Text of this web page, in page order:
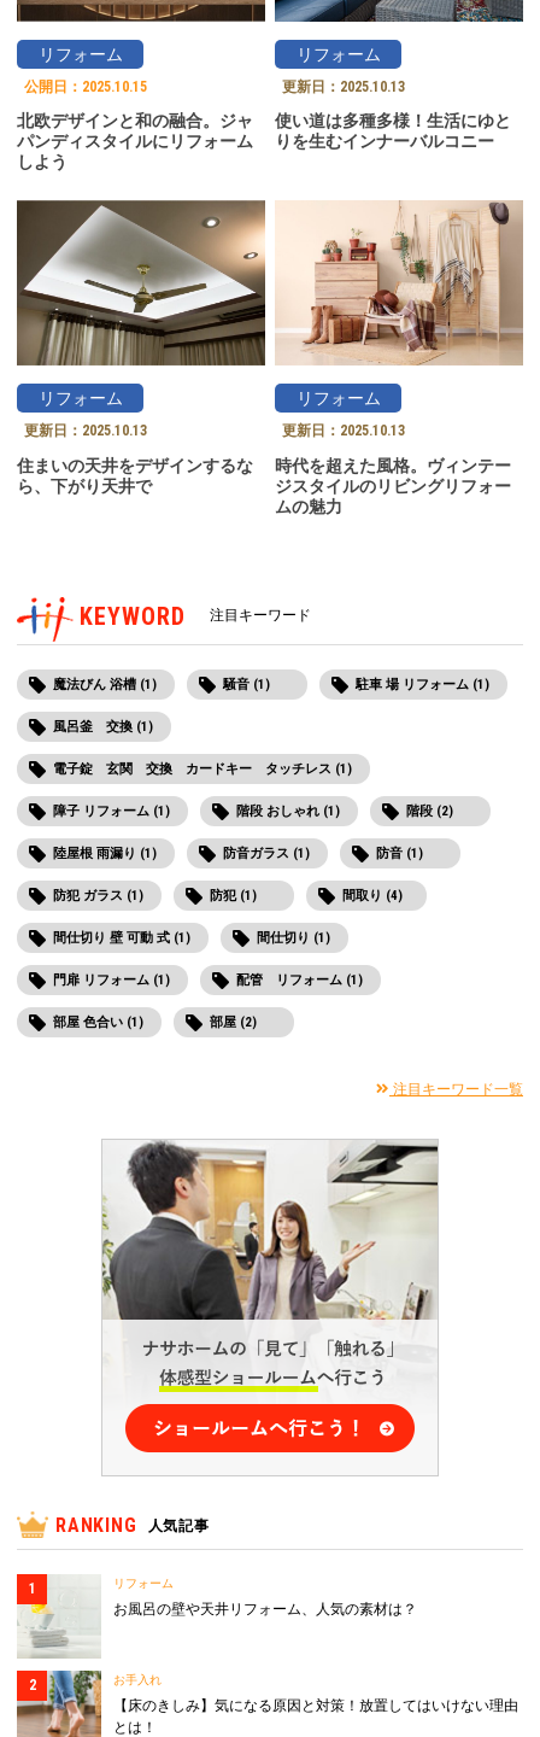
リフォーム
公開日： 2025.10.15
北欧デザインと和の融合。ジャ
パンディスタイルにリフォーム
しよう
リフォーム
更新日： 2025.10.13
使い道は多種多様！生活にゆと
りを生むインナーバルコニー
リフォーム
更新日： 2025.10.13
住まいの天井をデザインするな
ら、下がり天井で
リフォーム
更新日： 2025.10.13
時代を超えた風格。ヴィンテー
ジスタイルのリビングリフォー
ムの魅力
KEYWORD 注目キーワード
魔法びん 浴槽 (1) 騒音 (1) 駐車 場 リフォーム (1)
風呂釜 交換 (1)
電子錠 玄関 交換 カードキー タッチレス (1)
障子 リフォーム (1) 階段 おしゃれ (1) 階段 (2)
陸屋根 雨漏り (1) 防音ガラス (1) 防音 (1)
防犯 ガラス (1) 防犯 (1) 間取り (4)
間仕切り 壁 可動 式 (1) 間仕切り (1)
門扉 リフォーム (1) 配管 リフォーム (1)
部屋 色合い (1) 部屋 (2)
注目キーワード一覧
RANKING 人気記事
リフォーム
お風呂の壁や天井リフォーム、人気の素材は？
お手入れ
【床のきしみ】気になる原因と対策！放置してはいけない理由
とは！